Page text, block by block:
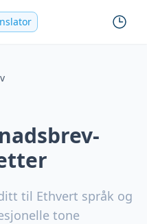
til Ethvert språk og
tone